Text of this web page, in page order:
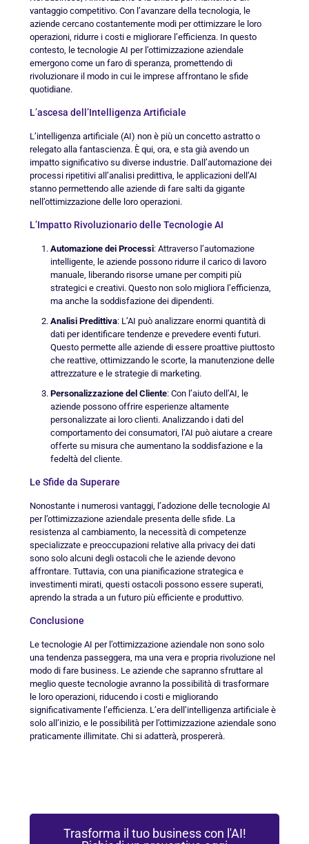
vantaggio competitivo. Con l’avanzare della tecnologia, le
aziende cercano costantemente modi per ottimizzare le loro
operazioni, ridurre i costi e migliorare l’efficienza. In questo
contesto, le tecnologie AI per l’ottimizzazione aziendale
emergono come un faro di speranza, promettendo di
rivoluzionare il modo in cui le imprese affrontano le sfide
quotidiane.
L’ascesa dell’Intelligenza Artificiale
L’intelligenza artificiale (AI) non è più un concetto astratto o
relegato alla fantascienza. È qui, ora, e sta già avendo un
impatto significativo su diverse industrie. Dall’automazione dei
processi ripetitivi all’analisi predittiva, le applicazioni dell’AI
stanno permettendo alle aziende di fare salti da gigante
nell’ottimizzazione delle loro operazioni.
L’Impatto Rivoluzionario delle Tecnologie AI
Automazione dei Processi: Attraverso l’automazione
intelligente, le aziende possono ridurre il carico di lavoro
manuale, liberando risorse umane per compiti più
strategici e creativi. Questo non solo migliora l’efficienza,
ma anche la soddisfazione dei dipendenti.
Analisi Predittiva: L’AI può analizzare enormi quantità di
dati per identificare tendenze e prevedere eventi futuri.
Questo permette alle aziende di essere proattive piuttosto
che reattive, ottimizzando le scorte, la manutenzione delle
attrezzature e le strategie di marketing.
Personalizzazione del Cliente: Con l’aiuto dell’AI, le
aziende possono offrire esperienze altamente
personalizzate ai loro clienti. Analizzando i dati del
comportamento dei consumatori, l’AI può aiutare a creare
offerte su misura che aumentano la soddisfazione e la
fedeltà del cliente.
Le Sfide da Superare
Nonostante i numerosi vantaggi, l’adozione delle tecnologie AI
per l’ottimizzazione aziendale presenta delle sfide. La
resistenza al cambiamento, la necessità di competenze
specializzate e preoccupazioni relative alla privacy dei dati
sono solo alcuni degli ostacoli che le aziende devono
affrontare. Tuttavia, con una pianificazione strategica e
investimenti mirati, questi ostacoli possono essere superati,
aprendo la strada a un futuro più efficiente e produttivo.
Conclusione
Le tecnologie AI per l’ottimizzazione aziendale non sono solo
una tendenza passeggera, ma una vera e propria rivoluzione nel
modo di fare business. Le aziende che sapranno sfruttare al
meglio queste tecnologie avranno la possibilità di trasformare
le loro operazioni, riducendo i costi e migliorando
significativamente l’efficienza. L’era dell’intelligenza artificiale è
solo all’inizio, e le possibilità per l’ottimizzazione aziendale sono
praticamente illimitate. Chi si adatterà, prospererà.
Trasforma il tuo business con l'AI!